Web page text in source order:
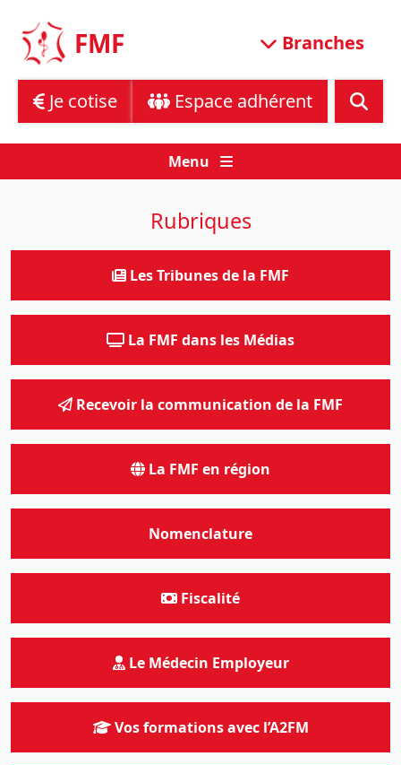
content
FMF Branches
Je cotise Espace adhérent
Menu
Rubriques
Les Tribunes de la FMF
La FMF dans les Médias
Recevoir la communication de la FMF
La FMF en région
Nomenclature
Fiscalité
Le Médecin Employeur
Vos formations avec l’A2FM